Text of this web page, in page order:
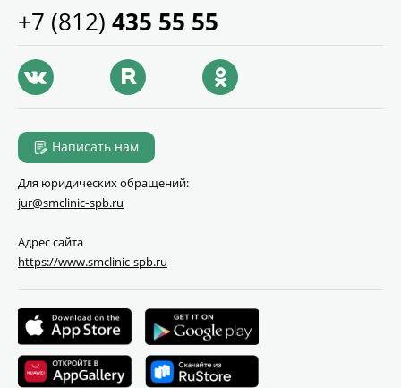
+7 (812) 435 55 55
Написать нам
Для юридических обращений:
jur@smclinic‑spb.ru
Адрес сайта
https://www.smclinic-spb.ru